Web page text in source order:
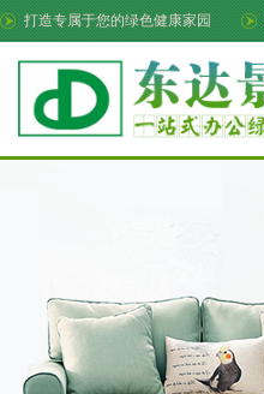
打造专属于您的绿色健康家园